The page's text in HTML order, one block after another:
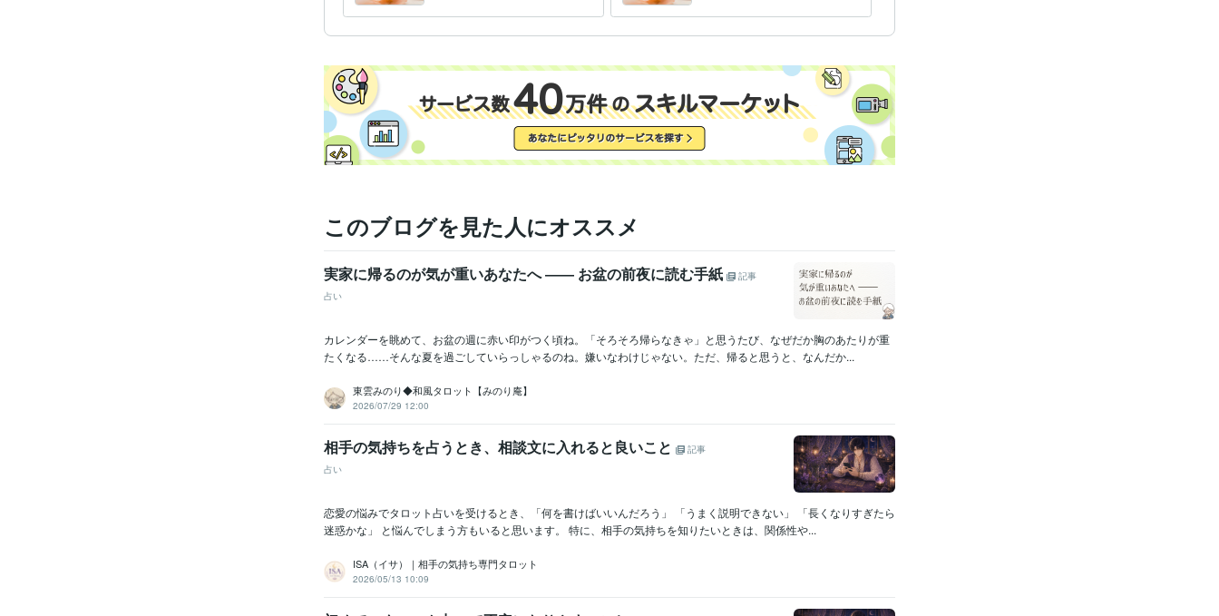
このブログを見た人にオススメ
実家に帰るのが気が重いあなたへ ―― お盆の前夜に読む手紙
記事
占い
カレンダーを眺めて、お盆の週に赤い印がつく頃ね。「そろそろ帰らなきゃ」と思うたび、なぜだか胸のあたりが重
たくなる……そんな夏を過ごしていらっしゃるのね。嫌いなわけじゃない。ただ、帰ると思うと、なんだか...
東雲みのり◆和風タロット【みのり庵】
2026/07/29 12:00
相手の気持ちを占うとき、相談文に入れると良いこと
記事
占い
恋愛の悩みでタロット占いを受けるとき、「何を書けばいいんだろう」 「うまく説明できない」 「長くなりすぎたら
迷惑かな」 と悩んでしまう方もいると思います。 特に、相手の気持ちを知りたいときは、関係性や...
ISA（イサ）｜相手の気持ち専門タロット
2026/05/13 10:09